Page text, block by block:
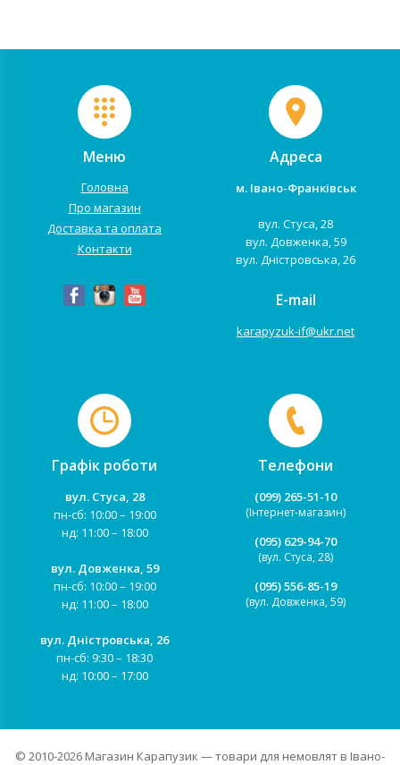
Меню
Головна
Про магазин
Доставка та оплата
Контакти
Адреса
м. Івано-Франківськ
вул. Стуса, 28
вул. Довженка, 59
вул. Дністровська, 26
E-mail
karapyzuk-if@ukr.net
Графік роботи
вул. Стуса, 28
пн-сб: 10:00 – 19:00
нд: 11:00 – 18:00
вул. Довженка, 59
пн-сб: 10:00 – 19:00
нд: 11:00 – 18:00
вул. Дністровська, 26
пн-сб: 9:30 – 18:30
нд: 10:00 – 17:00
Телефони
(099) 265-51-10
(Інтернет-магазин)
(095) 629-94-70
(вул. Стуса, 28)
(095) 556-85-19
(вул. Довженка, 59)
© 2010-2026 Магазин Карапузик — товари для немовлят в Івано-